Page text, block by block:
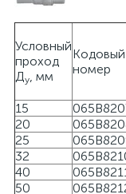
Условный
проход
Ду, мм
Кодовый
номер
15
20
25
32
40
50